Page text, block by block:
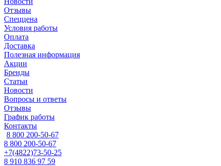
Отзывы
Спеццена
Условия работы
Оплата
Доставка
Полезная информация
Акции
Бренды
Статьи
Новости
Вопросы и ответы
Отзывы
График работы
Контакты
8 800 200-50-67
8 800 200-50-67
+7(4822)73-50-25
8 910 836 97 59